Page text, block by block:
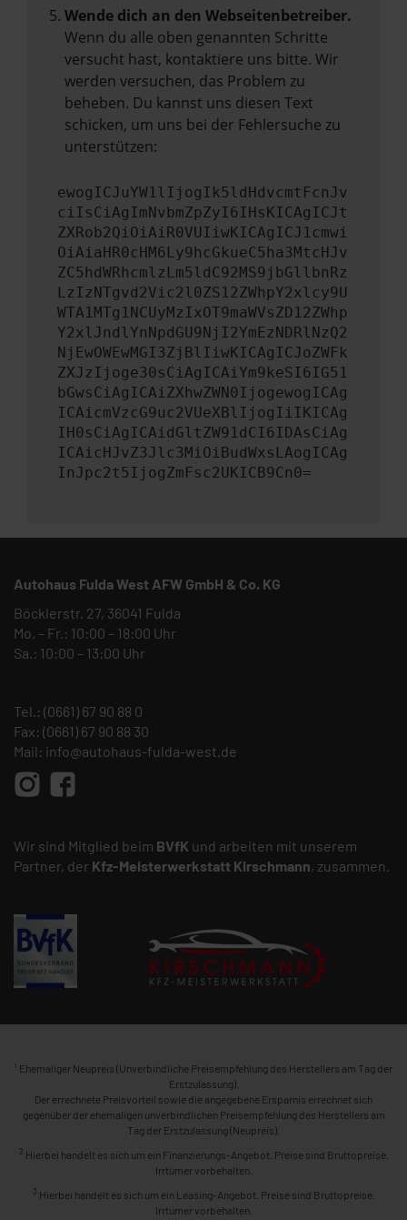
Wende dich an den Webseitenbetreiber.
Wenn du alle oben genannten Schritte
versucht hast, kontaktiere uns bitte. Wir
werden versuchen, das Problem zu
beheben. Du kannst uns diesen Text
schicken, um uns bei der Fehlersuche zu
unterstützen:
ewogICJuYW1lIjogIk5ldHdvcmtFcnJv
ciIsCiAgImNvbmZpZyI6IHsKICAgICJt
ZXRob2QiOiAiR0VUIiwKICAgICJ1cmwi
OiAiaHR0cHM6Ly9hcGkueC5ha3MtcHJv
ZC5hdWRhcmlzLm5ldC92MS9jbGllbnRz
LzIzNTgvd2Vic2l0ZS12ZWhpY2xlcy9U
WTA1MTg1NCUyMzIxOT9maWVsZD12ZWhp
Y2xlJndlYnNpdGU9NjI2YmEzNDRlNzQ2
NjEwOWEwMGI3ZjBlIiwKICAgICJoZWFk
ZXJzIjoge30sCiAgICAiYm9keSI6IG51
bGwsCiAgICAiZXhwZWN0IjogewogICAg
ICAicmVzcG9uc2VUeXBlIjogIiIKICAg
IH0sCiAgICAidGltZW91dCI6IDAsCiAg
ICAicHJvZ3Jlc3MiOiBudWxsLAogICAg
InJpc2t5IjogZmFsc2UKICB9Cn0=
Autohaus Fulda West AFW GmbH & Co. KG
Böcklerstr. 27, 36041 Fulda
Mo. – Fr.: 10:00 – 18:00 Uhr
Sa.: 10:00 – 13:00 Uhr
Tel.: (0661) 67 90 88 0
Fax: (0661) 67 90 88 30
Mail: info@autohaus-fulda-west.de
Wir sind Mitglied beim BVfK und arbeiten mit unserem
Partner, der Kfz-Meisterwerkstatt Kirschmann, zusammen.
1 Ehemaliger Neupreis (Unverbindliche Preisempfehlung des Herstellers am Tag der
Erstzulassung).
Der errechnete Preisvorteil sowie die angegebene Ersparnis errechnet sich
gegenüber der ehemaligen unverbindlichen Preisempfehlung des Herstellers am
Tag der Erstzulassung (Neupreis).
2 Hierbei handelt es sich um ein Finanzierungs-Angebot. Preise sind Bruttopreise.
Irrtümer vorbehalten.
3 Hierbei handelt es sich um ein Leasing-Angebot. Preise sind Bruttopreise.
Irrtümer vorbehalten.